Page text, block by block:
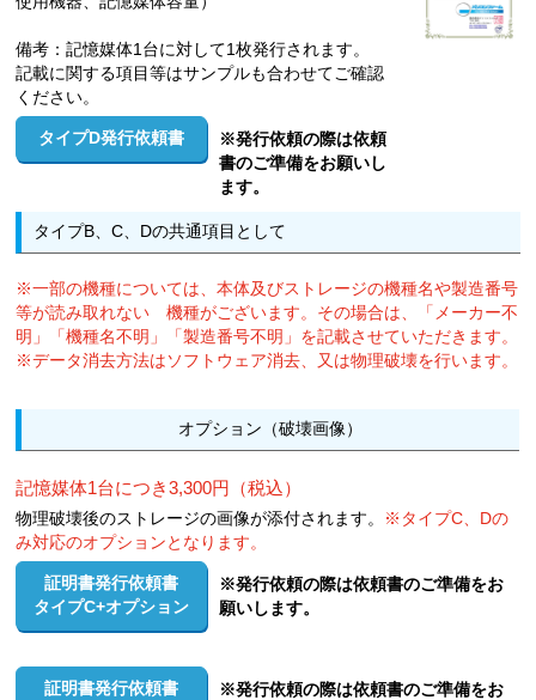
備考：記憶媒体1台に対して1枚発行されます。
記載に関する項目等はサンプルも合わせてご確認
ください。
タイプD発行依頼書
※発行依頼の際は依頼
書のご準備をお願いし
ます。
タイプB、C、Dの共通項目として
※一部の機種については、本体及びストレージの機種名や製造番号
等が読み取れない 機種がございます。その場合は、「メーカー不
明」「機種名不明」「製造番号不明」を記載させていただきます。
※データ消去方法はソフトウェア消去、又は物理破壊を行います。
オプション（破壊画像）
記憶媒体1台につき3,300円（税込）
物理破壊後のストレージの画像が添付されます。
※タイプC、Dの
み対応のオプションとなります。
証明書発行依頼書
タイプC+オプション
※発行依頼の際は依頼書のご準備をお
願いします。
証明書発行依頼書
※発行依頼の際は依頼書のご準備をお